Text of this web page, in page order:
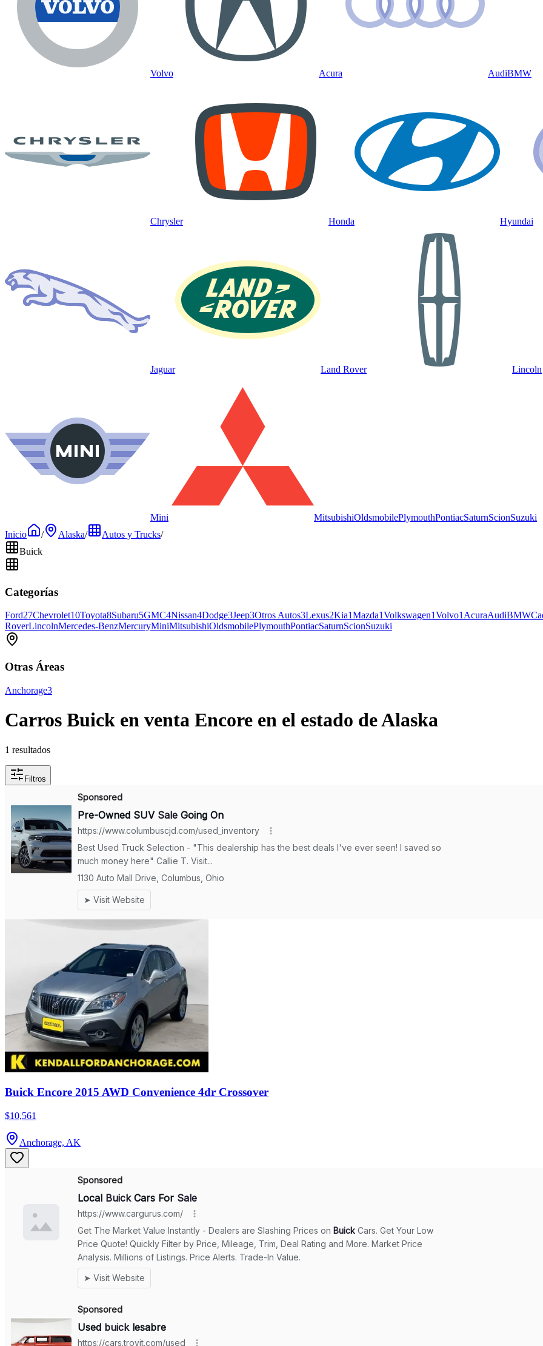
Volvo Acura AudiBMW
Chrysler Honda Hyundai
Jaguar Land Rover Lincoln
Mini MitsubishiOldsmobilePlymouthPontiacSaturnScionSuzuki
Inicio
/ Alaska/ Autos y Trucks/
Buick
Categorías
Ford27Chevrolet10Toyota8Subaru5GMC4Nissan4Dodge3Jeep3Otros Autos3Lexus2Kia1Mazda1Volkswagen1Volvo1AcuraAudiBMW
RoverLincolnMercedes-BenzMercuryMiniMitsubishiOldsmobilePlymouthPontiacSaturnScionSuzuki
Otras Áreas
Anchorage3
Carros Buick en venta Encore en el estado de Alaska
1 resultados
Filtros
Buick Encore 2015 AWD Convenience 4dr Crossover
$10,561
Anchorage, AK